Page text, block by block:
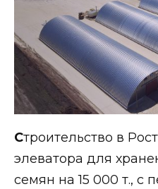
Строительство в
элеватора для
семян на 15 000 т., с